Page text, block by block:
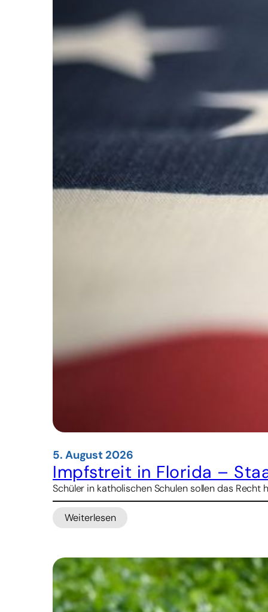
5. August 2026
Impfstreit in Florida –
Schüler in katholischen Schulen sollen das
Weiterlesen
:
Florida
–
Staatsanwalt
droht